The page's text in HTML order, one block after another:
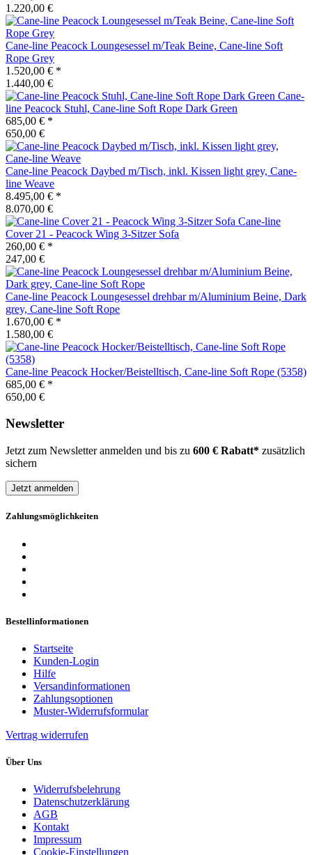
1.220,00 €
Cane-line Peacock Loungesessel m/Teak Beine, Cane-line Soft
Rope Grey
1.520,00 € *
1.440,00 €
Cane-
line Peacock Stuhl, Cane-line Soft Rope Dark Green
685,00 € *
650,00 €
Cane-line Peacock Daybed m/Tisch, inkl. Kissen light grey, Cane-
line Weave
8.495,00 € *
8.070,00 €
Cane-line
Cover 21 - Peacock Wing 3-Sitzer Sofa
260,00 € *
247,00 €
Cane-line Peacock Loungesessel drehbar m/Aluminium Beine, Dark
grey, Cane-line Soft Rope
1.670,00 € *
1.580,00 €
Cane-line Peacock Hocker/Beistelltisch, Cane-line Soft Rope (5358)
685,00 € *
650,00 €
Newsletter
Jetzt zum Newsletter anmelden und bis zu 600 € Rabatt* zusätzlich
sichern
Jetzt anmelden
Zahlungsmöglichkeiten
Bestellinformationen
Startseite
Kunden-Login
Hilfe
Versandinformationen
Zahlungsoptionen
Muster-Widerrufsformular
Vertrag widerrufen
Über Uns
Widerrufsbelehrung
Datenschutzerklärung
AGB
Kontakt
Impressum
Cookie-Einstellungen